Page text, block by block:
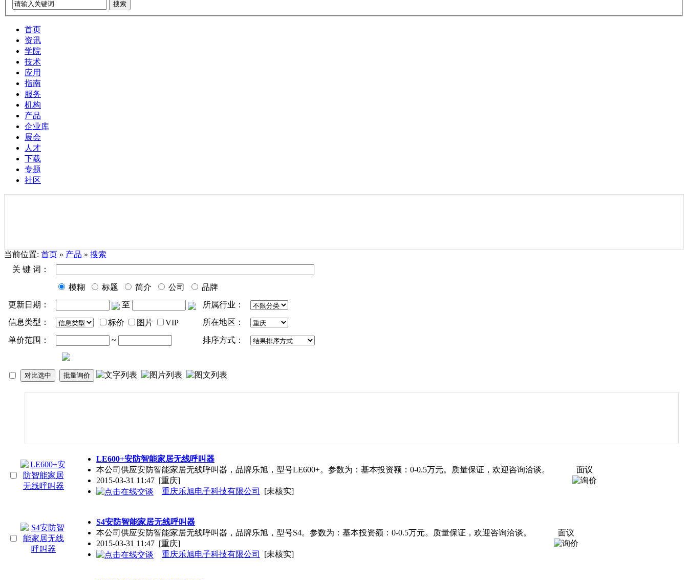
搜索
首页
资讯
学院
技术
应用
指南
服务
机构
产品
企业库
展会
人才
下载
专题
社区
当前位置: 首页 » 产品 » 搜索
关 键 词：
模糊 标题 简介 公司
品牌
更新日期：
至
所属行业：
信息类型：
标价 图片 VIP 所在地区：
单价范围： ~ 排序方式：
LE600+安防智能家居无线呼叫器
本公司供应安防智能家居无线呼叫器，品牌乐旭，型号LE600+。参数为：基本投资额：0-0.5万元。质量保证，欢迎咨询洽谈。
2015-03-31 11:47 [重庆]
重庆乐旭电子科技有限公司
[未核实]
面议
S4安防智能家居无线呼叫器
本公司供应安防智能家居无线呼叫器，品牌乐旭，型号S4。参数为：基本投资额：0-0.5万元。质量保证，欢迎咨询洽谈。
2015-03-31 11:47 [重庆]
重庆乐旭电子科技有限公司
[未核实]
面议